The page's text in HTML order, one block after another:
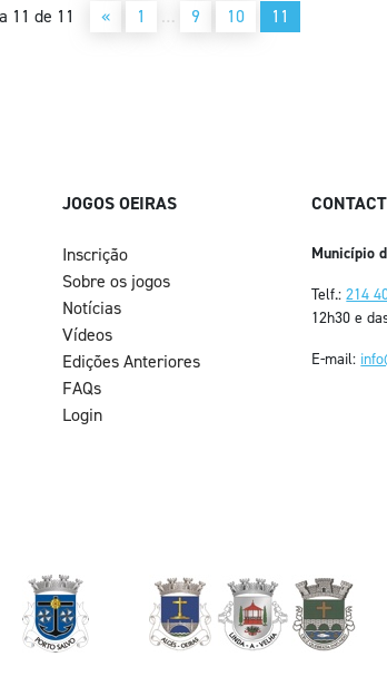
11 de 11 « 1 … 9 10 11
JOGOS OEIRAS
Inscrição
Sobre os jogos
Notícias
Vídeos
Edições Anteriores
FAQs
Login
Município
Telf.:214
12h30 e
E-mail: